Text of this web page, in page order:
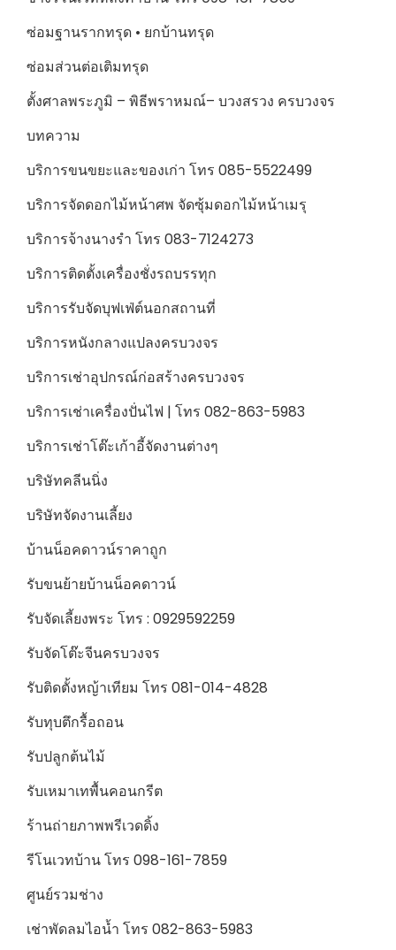
ซ่อมฐานรากทรุด • ยกบ้านทรุด
ซ่อมส่วนต่อเติมทรุด
ตั้งศาลพระภูมิ – พิธีพราหมณ์– บวงสรวง ครบวงจร
บทความ
บริการขนขยะและของเก่า โทร 085-5522499
บริการจัดดอกไม้หน้าศพ จัดซุ้มดอกไม้หน้าเมรุ
บริการจ้างนางรำ โทร 083-7124273
บริการติดตั้งเครื่องชั่งรถบรรทุก
บริการรับจัดบุฟเฟ่ต์นอกสถานที่
บริการหนังกลางแปลงครบวงจร
บริการเช่าอุปกรณ์ก่อสร้างครบวงจร
บริการเช่าเครื่องปั่นไฟ | โทร 082-863-5983
บริการเช่าโต๊ะเก้าอี้จัดงานต่างๆ
บริษัทคลีนนิ่ง
บริษัทจัดงานเลี้ยง
บ้านน็อคดาวน์ราคาถูก
รับขนย้ายบ้านน็อคดาวน์
รับจัดเลี้ยงพระ โทร : 0929592259
รับจัดโต๊ะจีนครบวงจร
รับติดตั้งหญ้าเทียม โทร 081-014-4828
รับทุบตึกรื้อถอน
รับปลูกต้นไม้
รับเหมาเทพื้นคอนกรีต
ร้านถ่ายภาพพรีเวดดิ้ง
รีโนเวทบ้าน โทร 098-161-7859
ศูนย์รวมช่าง
เช่าพัดลมไอน้ำ โทร 082-863-5983